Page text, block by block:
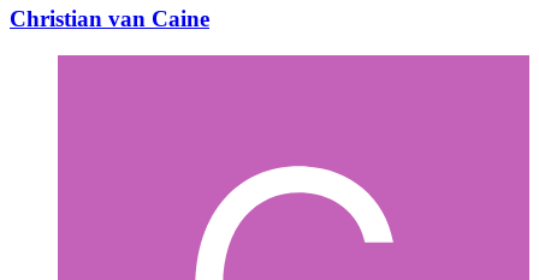
Christian van Caine